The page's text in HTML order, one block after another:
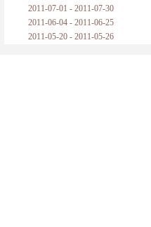
2011-07-01 - 2011-07-30
2011-06-04 - 2011-06-25
2011-05-20 - 2011-05-26